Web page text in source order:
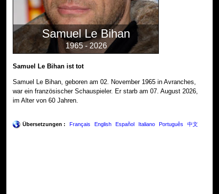
Samuel Le Bihan
1965 - 2026
Samuel Le Bihan ist tot
Samuel Le Bihan, geboren am 02. November 1965 in Avranches,
war ein französischer Schauspieler. Er starb am 07. August 2026,
im Alter von 60 Jahren.
Übersetzungen : Français English Español Italiano Português 中文